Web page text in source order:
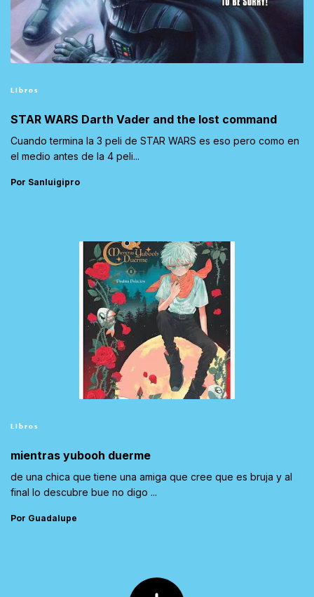
Libros
STAR WARS Darth Vader and the lost command
Cuando termina la 3 peli de STAR WARS es eso pero como en
el medio antes de la 4 peli...
Por Sanluigipro
Libros
mientras yubooh duerme
de una chica que tiene una amiga que cree que es bruja y al
final lo descubre bue no digo ...
Por Guadalupe